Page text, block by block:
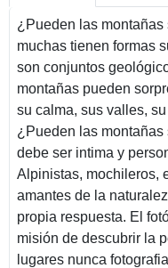
¿Pueden las
muchas tienen formas
son conjuntos
montañas pueden
su calma, sus valles,
¿Pueden las montañas
debe ser intima y
Alpinistas, mochileros,
amantes de la
propia respuesta. El
misión de descubrir la
lugares nunca